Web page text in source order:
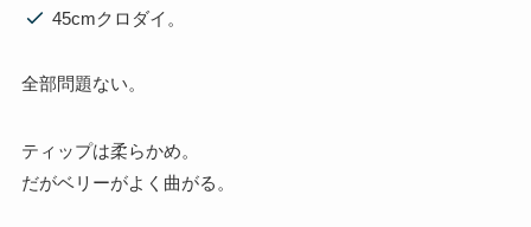
45cmクロダイ。
全部問題ない。
ティップは柔らかめ。
だがベリーがよく曲がる。